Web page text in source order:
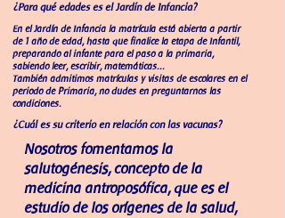
¿Para qué edades es el Jardín de Infancia?
En el Jardín de Infancia la matrícula está abierta a partir
de 1 año de edad, hasta que finalice la etapa de Infantil,
preparando al infante para el paso a la primaria,
sabiendo leer, escribir, matemáticas...
También admitimos matrículas y visitas de escolares en el
periodo de Primaria, no dudes en preguntarnos las
condiciones.
¿Cuál es su criterio en relación con las vacunas?
Nosotros fomentamos la
salutogénesis, concepto de la
medicina antroposófica, que es el
estudio de los orígenes de la salud,